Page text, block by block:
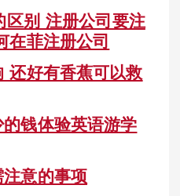
别 注册公司要注
在菲注册公司
还好有香蕉可以救
钱体验英语游学
意的事项